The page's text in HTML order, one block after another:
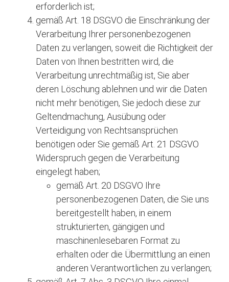
erforderlich ist;
gemäß Art. 18 DSGVO die Einschränkung der
Verarbeitung Ihrer personenbezogenen
Daten zu verlangen, soweit die Richtigkeit der
Daten von Ihnen bestritten wird, die
Verarbeitung unrechtmäßig ist, Sie aber
deren Löschung ablehnen und wir die Daten
nicht mehr benötigen, Sie jedoch diese zur
Geltendmachung, Ausübung oder
Verteidigung von Rechtsansprüchen
benötigen oder Sie gemäß Art. 21 DSGVO
Widerspruch gegen die Verarbeitung
eingelegt haben;
gemäß Art. 20 DSGVO Ihre
personenbezogenen Daten, die Sie uns
bereitgestellt haben, in einem
strukturierten, gängigen und
maschinenlesebaren Format zu
erhalten oder die Übermittlung an einen
anderen Verantwortlichen zu verlangen;